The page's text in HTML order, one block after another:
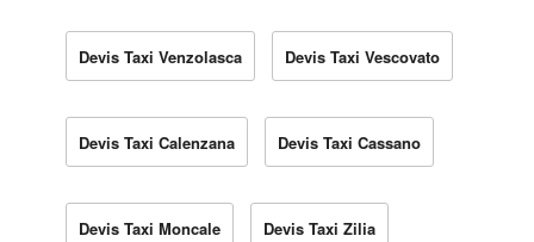
Devis Taxi Venzolasca Devis Taxi Vescovato
Devis Taxi Calenzana Devis Taxi Cassano
Devis Taxi Moncale Devis Taxi Zilia